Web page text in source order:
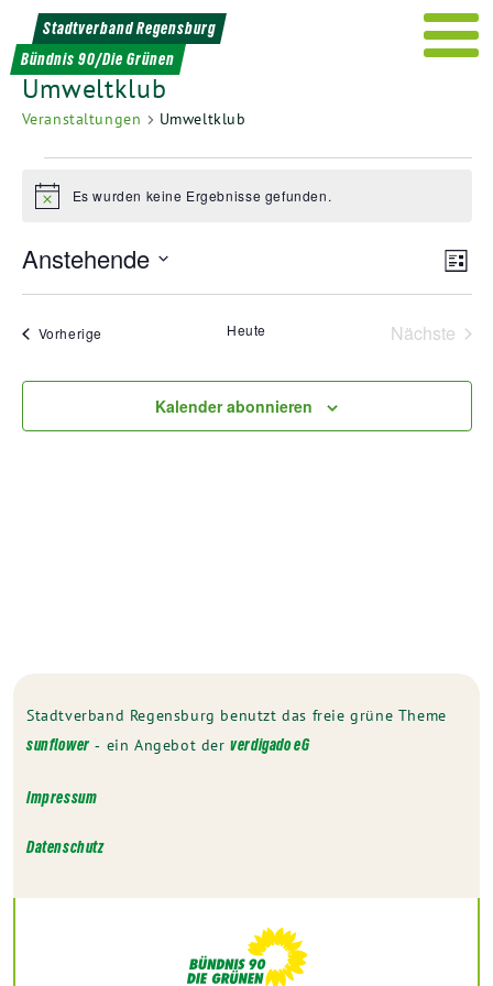
Weiter
zum
Inhalt
Stadtverband Regensburg
Bündnis 90/Die Grünen
Umweltklub
Veranstaltungen Umweltklub
Veranstaltungen
HinweisEs wurden keine Ergebnisse gefunden.
Liste
Anstehende
Datum
Vorherige Heute
Nächste
Kalender abonnieren
Stadtverband Regensburg benutzt das freie grüne Theme
sunflower‐ ein Angebot derverdigado eG
Impressum
Datenschutz